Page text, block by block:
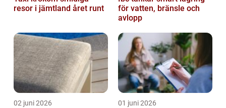
resor i jämtland året runt
för vatten, bränsle och
avlopp
02 juni 2026 01 juni 2026